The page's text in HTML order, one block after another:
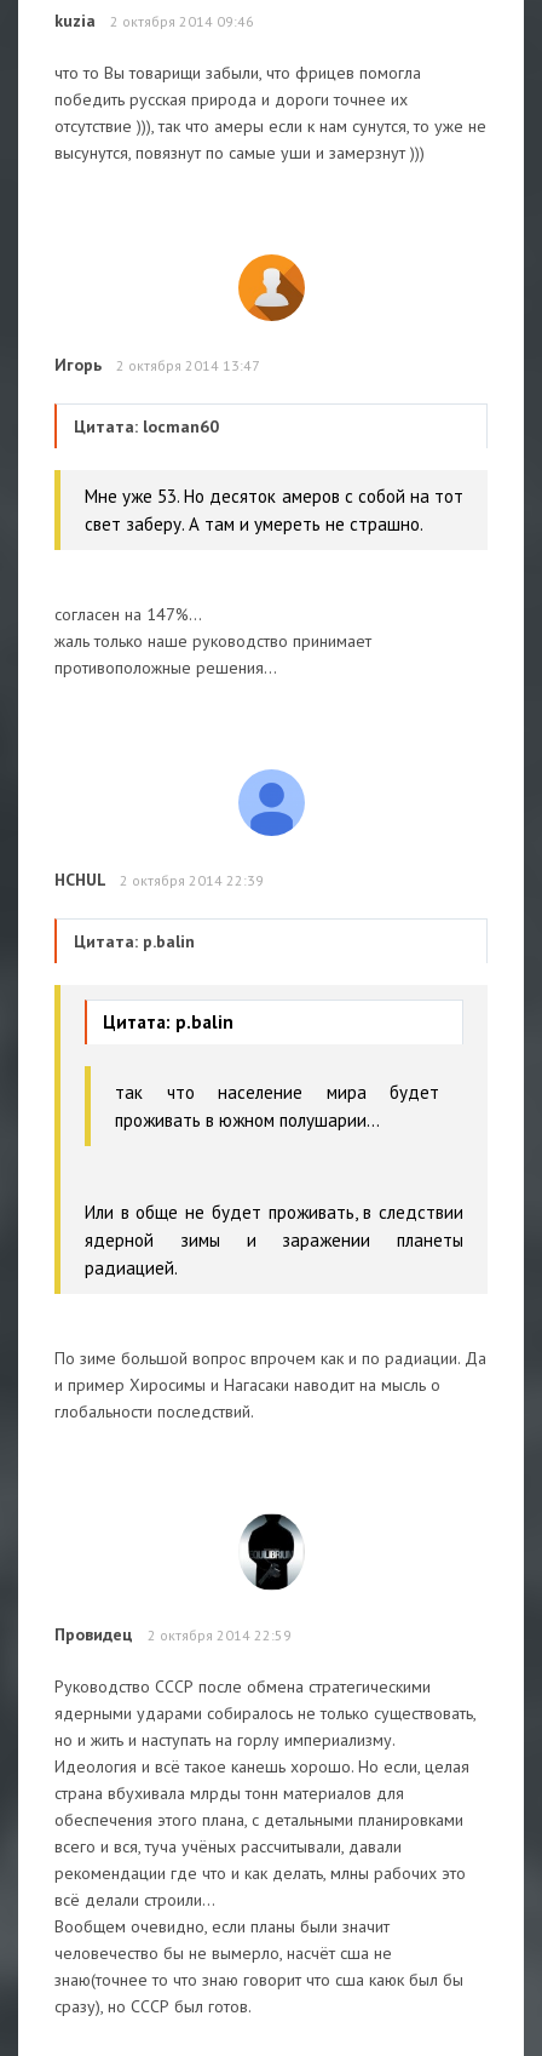
kuzia 2 октября 2014 09:46
что то Вы товарищи забыли, что фрицев помогла
победить русская природа и дороги точнее их
отсутствие ))), так что амеры если к нам сунутся, то уже не
высунутся, повязнут по самые уши и замерзнут )))
Игорь 2 октября 2014 13:47
Цитата: locman60
Мне уже 53. Но десяток амеров с собой на тот
свет заберу. А там и умереть не страшно.
согласен на 147%...
жаль только наше руководство принимает
противоположные решения...
HCHUL 2 октября 2014 22:39
Цитата: p.balin
Цитата: p.balin
так что население мира будет
проживать в южном полушарии...
Или в обще не будет проживать, в следствии
ядерной зимы и заражении планеты
радиацией.
По зиме большой вопрос впрочем как и по радиации. Да
и пример Хиросимы и Нагасаки наводит на мысль о
глобальности последствий.
Провидец 2 октября 2014 22:59
Руководство СССР после обмена стратегическими
ядерными ударами собиралось не только существовать,
но и жить и наступать на горлу империализму.
Идеология и всё такое канешь хорошо. Но если, целая
страна вбухивала млрды тонн материалов для
обеспечения этого плана, с детальными планировками
всего и вся, туча учёных рассчитывали, давали
рекомендации где что и как делать, млны рабочих это
всё делали строили...
Вообщем очевидно, если планы были значит
человечество бы не вымерло, насчёт сша не
знаю(точнее то что знаю говорит что сша каюк был бы
сразу), но СССР был готов.